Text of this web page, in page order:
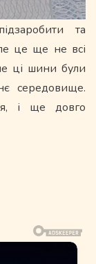
та
це ще не всі
ці шини були
середовище.
і ще довго